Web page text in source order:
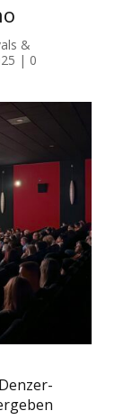
&
| 0